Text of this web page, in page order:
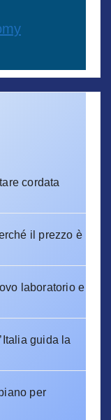
cordata
il prezzo è
laboratorio e
guida la
per